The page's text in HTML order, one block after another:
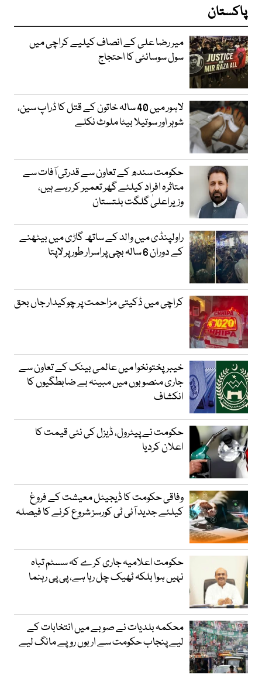
پاکستان
میر رضا علی کے انصاف کیلیے کراچی میں
سول سوسائٹی کا احتجاج
لاہور میں 40 سالہ خاتون کے قتل کا ڈراپ سین،
شوہر اور سوتیلا بیٹا ملوث نکلے
حکومت سندھ کے تعاون سے قدرتی آفات سے
متاثرہ افراد کیلئے گھر تعمیر کر رہے ہیں،
وزیراعلیٰ گلگت بلتستان
راولپنڈی میں والد کے ساتھ گاڑی میں بیٹھنے
کے دوران 6 سالہ بچی پراسرار طور پر لاپتا
کراچی میں ڈکیتی مزاحمت پر چوکیدار جاں بحق
خیبرپختونخوا میں عالمی بینک کے تعاون سے
جاری منصوبوں میں مبینہ بے ضابطگیوں کا
انکشاف
حکومت نے پیٹرول، ڈیزل کی نئی قیمت کا
اعلان کردیا
وفاقی حکومت کا ڈیجیٹل معیشت کے فروغ
کیلئے جدید آئی ٹی کورسز شروع کرنے کا فیصلہ
حکومت اعلامیہ جاری کرے کہ سسٹم تباہ
نہیں ہوا بلکہ ٹھیک چل رہا ہے، پی پی رہنما
محکمہ بلدیات نے صوبے میں انتخابات کے
لیے پنجاب حکومت سے اربوں روپے مانگ لیے